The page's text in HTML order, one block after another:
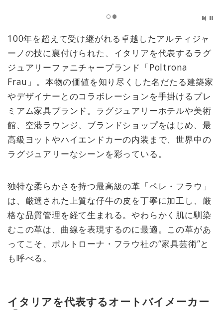
100年を超えて受け継がれる卓越したアルティジャ
ーノの技に裏付けられた、イタリアを代表するラグ
ジュアリーファニチャーブランド「Poltrona
Frau」。本物の価値を知り尽くした名だたる建築家
やデザイナーとのコラボレーションを手掛けるプレ
ミアム家具ブランド。ラグジュアリーホテルや美術
館、空港ラウンジ、ブランドショップをはじめ、最
高級ヨットやハイエンドカーの内装まで、世界中の
ラグジュアリーなシーンを彩っている。
独特な柔らかさを持つ最高級の革「ペレ・フラウ」
は、厳選された上質な仔牛の皮を丁寧に加工し、厳
格な品質管理を経て生まれる。やわらかく肌に馴染
むこの革は、曲線を表現するのに最適。この革があ
ってこそ、ポルトローナ・フラウ社の“家具芸術”と
も呼べる。
イタリアを代表するオートバイメーカー